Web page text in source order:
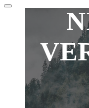
Nach